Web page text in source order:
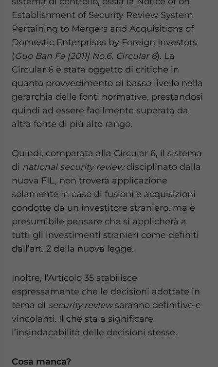
Establishment of Security Review System
Pertaining to Mergers and Acquisitions of
Domestic Enterprises by Foreign Investors
(Guo Ban Fa [2011] No.6, Circular 6). La
Circular 6 è stata oggetto di critiche in
quanto provvedimento di basso livello nella
gerarchia delle fonti normative, prestandosi
quindi ad essere facilmente superata da
altra fonte di più alto rango.
Quindi, comparata alla Circular 6, il sistema
di national security reviewdisciplinato dalla
nuova FIL, non troverà applicazione
solamente in caso di fusioni e acquisizioni
condotte da un investitore straniero, ma è
presumibile pensare che si applicherà a
tutti gli investimenti stranieri come definiti
dall’art. 2 della nuova legge.
Inoltre, l’Articolo 35 stabilisce
espressamente che le decisioni adottate in
tema di securityreviewsaranno definitive e
vincolanti. Il che sta a significare
l’insindacabilità delle decisioni stesse.
Cosa manca?